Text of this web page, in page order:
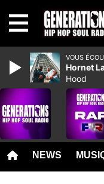
NEWS
VOUS
Hornet
Hood